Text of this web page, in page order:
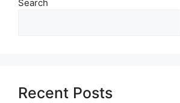
Search
Recent Posts